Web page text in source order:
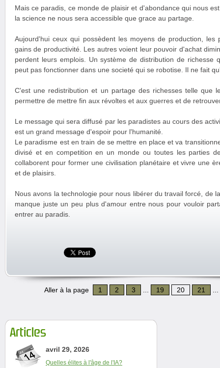
Mais ce paradis, ce monde de plaisir et d'abondance qui nous
la science ne nous sera accessible que grace au partage.
Aujourd'hui ceux qui possèdent les moyens de production, les
gains de productivité. Les autres voient leur pouvoir d'achat
perdent leurs emplois. Un système de distribution de richesse
peut pas fonctionner dans une societé qui se robotise. Il ne fait
C'est une redistribution et un partage des richesses telle que
permettre de mettre fin aux révoltes et aux guerres et de
Le message qui sera diffusé par les paradistes au cours des
est un grand message d'espoir pour l'humanité.
Le paradisme est en train de se mettre en place et va
divisé et en competition en un monde ou toutes les parties
collaborent pour former une civilisation planétaire et vivre une
et de plaisirs.
Nous avons la technologie pour nous libérer du travail forcé, de
manque juste un peu plus d'amour entre nous pour vouloir
entrer au paradis.
Aller à la page 1 2 3 19 20 21
Articles
avril 29, 2026
Quelles élites à l'âge de l'IA?